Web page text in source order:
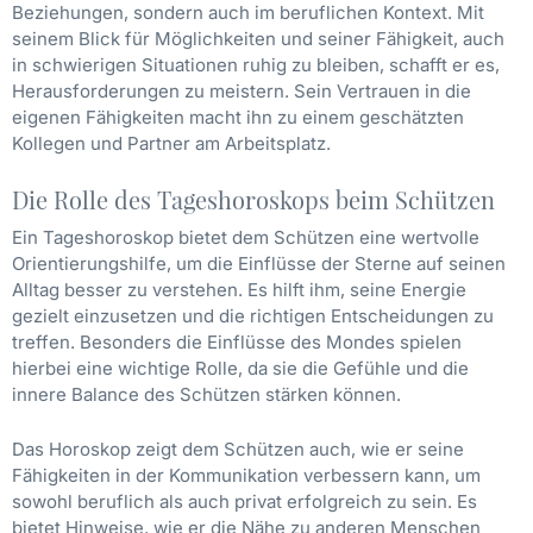
Beziehungen, sondern auch im beruflichen Kontext. Mit
seinem Blick für Möglichkeiten und seiner Fähigkeit, auch
in schwierigen Situationen ruhig zu bleiben, schafft er es,
Herausforderungen zu meistern. Sein Vertrauen in die
eigenen Fähigkeiten macht ihn zu einem geschätzten
Kollegen und Partner am Arbeitsplatz.
Die Rolle des Tageshoroskops beim Schützen
Ein Tageshoroskop bietet dem Schützen eine wertvolle
Orientierungshilfe, um die Einflüsse der Sterne auf seinen
Alltag besser zu verstehen. Es hilft ihm, seine Energie
gezielt einzusetzen und die richtigen Entscheidungen zu
treffen. Besonders die Einflüsse des Mondes spielen
hierbei eine wichtige Rolle, da sie die Gefühle und die
innere Balance des Schützen stärken können.
Das Horoskop zeigt dem Schützen auch, wie er seine
Fähigkeiten in der Kommunikation verbessern kann, um
sowohl beruflich als auch privat erfolgreich zu sein. Es
bietet Hinweise, wie er die Nähe zu anderen Menschen